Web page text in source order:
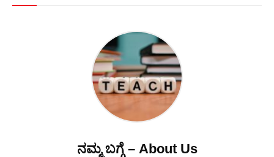
ನಮ್ಮ ಬಗ್ಗೆ – About Us